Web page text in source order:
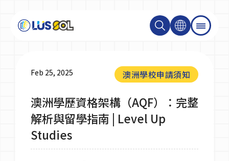
Feb 25, 2025 澳洲學校申請須知
澳洲學歷資格架構（AQF）：完整
解析與留學指南 | Level Up
Studies
最新消息
最新活動＆成達會員